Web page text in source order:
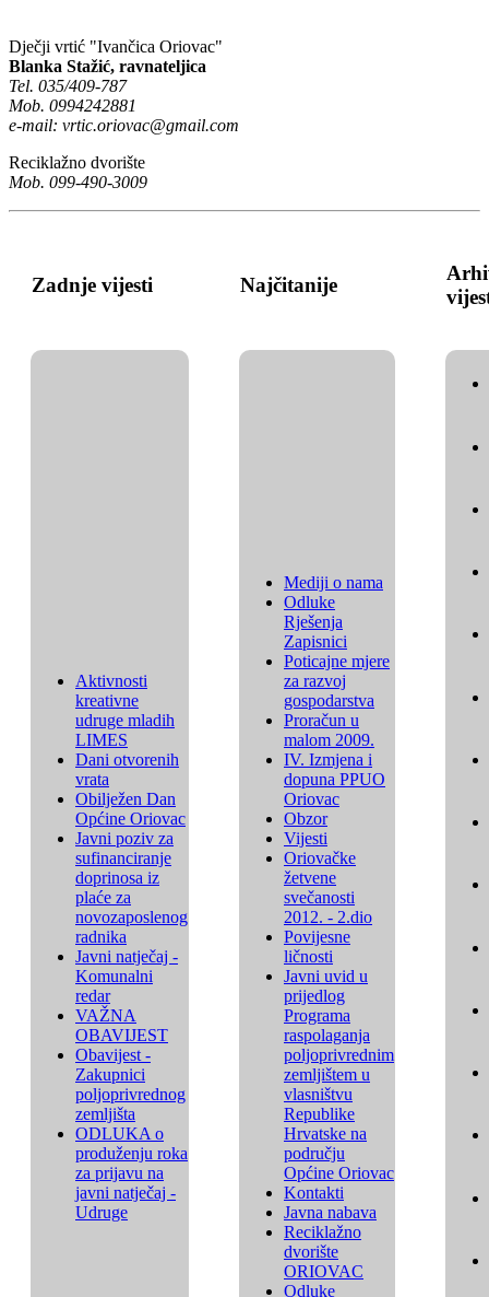
Dječji vrtić "Ivančica Oriovac"
Blanka Stažić, ravnateljica
Tel. 035/409-787
Mob. 0994242881
e-mail: vrtic.oriovac@gmail.com
Reciklažno dvorište
Mob. 099-490-3009
Zadnje vijesti Najčitanije
Aktivnosti
kreativne
udruge mladih
LIMES
Dani otvorenih
vrata
Obilježen Dan
Općine Oriovac
Javni poziv za
sufinanciranje
doprinosa iz
plaće za
novozaposlenog
radnika
Javni natječaj -
Komunalni
redar
VAŽNA
OBAVIJEST
Obavijest -
Zakupnici
poljoprivrednog
zemljišta
ODLUKA o
produženju roka
za prijavu na
javni natječaj -
Udruge
Mediji o nama
Odluke
Rješenja
Zapisnici
Poticajne mjere
za razvoj
gospodarstva
Proračun u
malom 2009.
IV. Izmjena i
dopuna PPUO
Oriovac
Obzor
Vijesti
Oriovačke
žetvene
svečanosti
2012. - 2.dio
Povijesne
ličnosti
Javni uvid u
prijedlog
Programa
raspolaganja
poljoprivrednim
zemljištem u
vlasništvu
Republike
Hrvatske na
području
Općine Oriovac
Kontakti
Javna nabava
Reciklažno
dvorište
ORIOVAC
Odluke